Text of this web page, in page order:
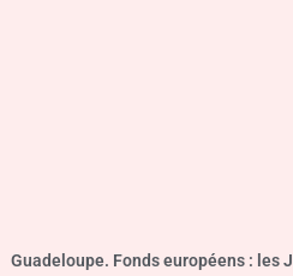
Guadeloupe. Fonds européens : les